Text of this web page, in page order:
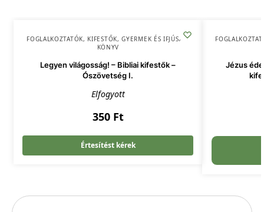
FOGLALKOZTATÓK, KIFESTŐK,GYERMEK ÉS IFJÚSÁG,
KÖNYV
Legyen világosság! – Bibliai kifestők –
Ószövetség I.
Elfogyott
350 Ft
Értesítést kérek
Jézus